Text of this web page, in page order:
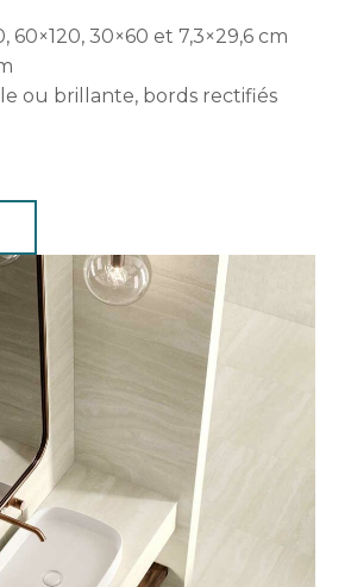
60×120, 30×60 et 7,3×29,6 cm
ou brillante, bords rectifiés